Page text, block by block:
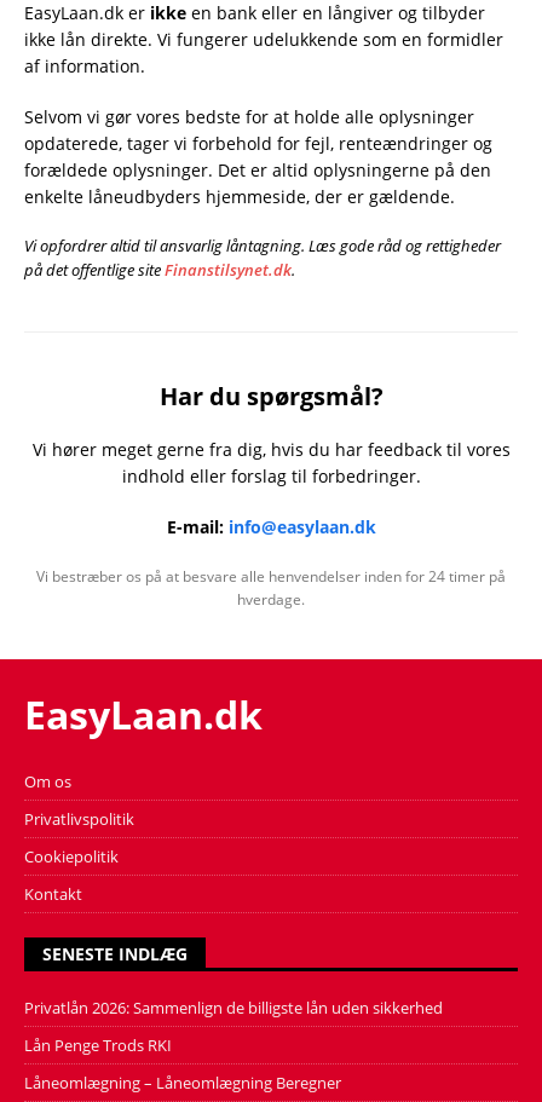
EasyLaan.dk er ikke en bank eller en långiver og tilbyder
ikke lån direkte. Vi fungerer udelukkende som en formidler
af information.
Selvom vi gør vores bedste for at holde alle oplysninger
opdaterede, tager vi forbehold for fejl, renteændringer og
forældede oplysninger. Det er altid oplysningerne på den
enkelte låneudbyders hjemmeside, der er gældende.
Vi opfordrer altid til ansvarlig låntagning. Læs gode råd og rettigheder
på det offentlige siteFinanstilsynet.dk.
Har du spørgsmål?
Vi hører meget gerne fra dig, hvis du har feedback til vores
indhold eller forslag til forbedringer.
E-mail: info@easylaan.dk
Vi bestræber os på at besvare alle henvendelser inden for 24 timer på
hverdage.
EasyLaan.dk
Om os
Privatlivspolitik
Cookiepolitik
Kontakt
SENESTE INDLÆG
Privatlån 2026: Sammenlign de billigste lån uden sikkerhed
Lån Penge Trods RKI
Låneomlægning – Låneomlægning Beregner